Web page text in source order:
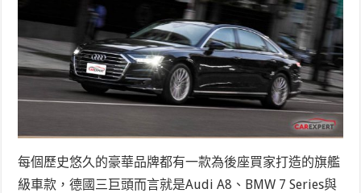
每個歷史悠久的豪華品牌都有一款為後座買家打造的旗艦
級車款，德國三巨頭而言就是Audi A8、BMW 7 Series與